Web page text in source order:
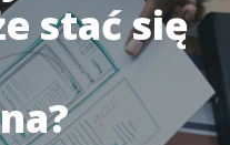
stać się